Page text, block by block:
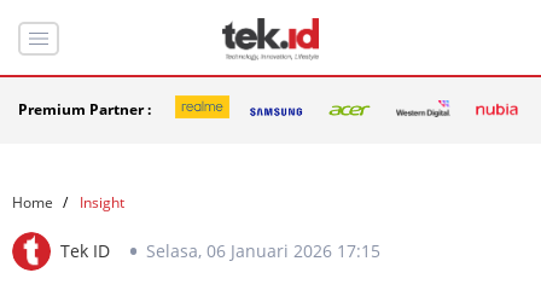
Premium Partner :
Home Insight
Tek ID Selasa, 06 Januari 2026 17:15